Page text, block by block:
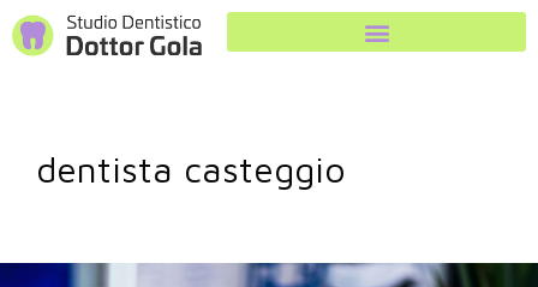
dentista casteggio